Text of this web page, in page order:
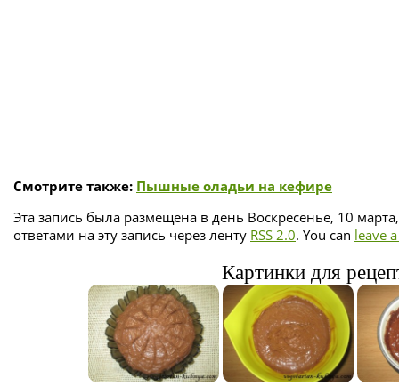
Смотрите также: Пышные оладьи на кефире
Эта запись была размещена в день Воскресенье, 10
ответами на эту запись через ленту RSS 2.0. You can leave
Картинки для